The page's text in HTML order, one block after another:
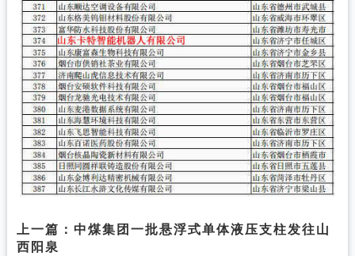
上一篇： 中煤集团一批悬浮式单体液压支柱发往山
西阳泉